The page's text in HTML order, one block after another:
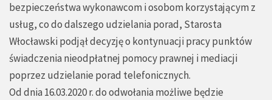
bezpieczeństwa wykonawcom i osobom korzystającym z
usług, co do dalszego udzielania porad, Starosta
Włocławski podjął decyzję o kontynuacji pracy punktów
świadczenia nieodpłatnej pomocy prawnej i mediacji
poprzez udzielanie porad telefonicznych.
Od dnia 16.03.2020 r. do odwołania możliwe będzie